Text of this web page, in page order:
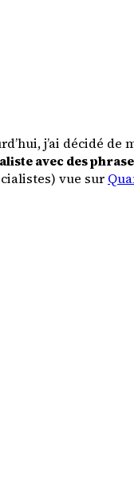
j’ai décidé de
avec des
vue sur